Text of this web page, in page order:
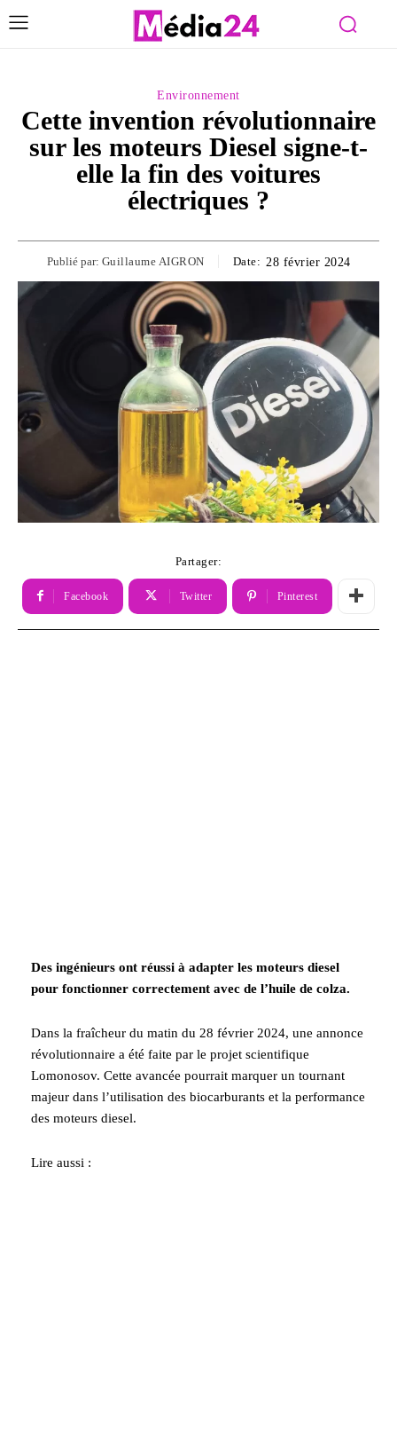
Environnement
Cette invention révolutionnaire
sur les moteurs Diesel signe-t-
elle la fin des voitures
électriques ?
Publié par: Guillaume AIGRON Date: 28 février 2024
Partager:
Facebook Twitter Pinterest
Des ingénieurs ont réussi à adapter les moteurs diesel
pour fonctionner correctement avec de l’huile de colza.
Dans la fraîcheur du matin du 28 février 2024, une annonce
révolutionnaire a été faite par le projet scientifique
Lomonosov. Cette avancée pourrait marquer un tournant
majeur dans l’utilisation des biocarburants et la performance
des moteurs diesel.
Lire aussi :